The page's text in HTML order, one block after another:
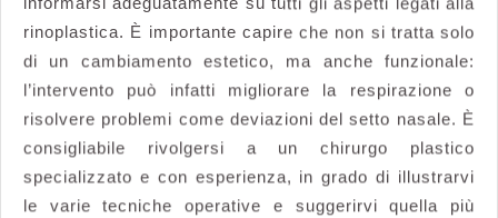
sapere
prima
di
prendere
una
decisione
rinoplastica. È importante capire che non si tratta solo
di un cambiamento estetico, ma anche funzionale:
l’intervento può infatti migliorare la respirazione o
risolvere problemi come deviazioni del setto nasale. È
consigliabile rivolgersi a un chirurgo plastico
specializzato e con esperienza, in grado di illustrarvi
le varie tecniche operative e suggerirvi quella più